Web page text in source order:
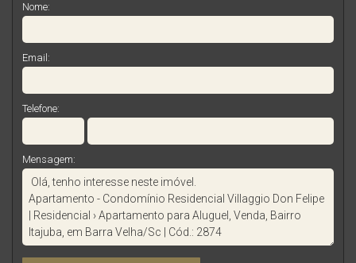
Nome:
Email:
Telefone:
Mensagem: